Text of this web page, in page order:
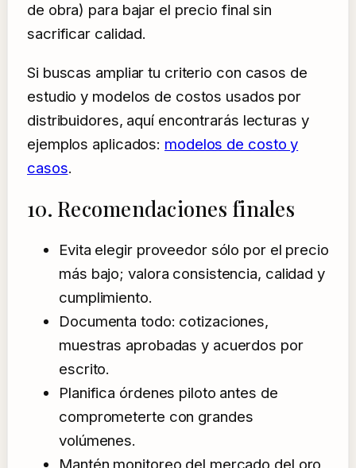
de obra) para bajar el precio final sin
sacrificar calidad.
Si buscas ampliar tu criterio con casos de
estudio y modelos de costos usados por
distribuidores, aquí encontrarás lecturas y
ejemplos aplicados: modelos de costo y
casos.
10. Recomendaciones finales
Evita elegir proveedor sólo por el precio
más bajo; valora consistencia, calidad y
cumplimiento.
Documenta todo: cotizaciones,
muestras aprobadas y acuerdos por
escrito.
Planifica órdenes piloto antes de
comprometerte con grandes
volúmenes.
Mantén monitoreo del mercado del oro